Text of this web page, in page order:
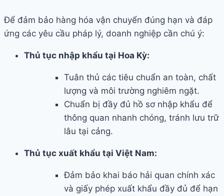
Để đảm bảo hàng hóa vận chuyển đúng hạn và đáp
ứng các yêu cầu pháp lý, doanh nghiệp cần chú ý:
Thủ tục nhập khẩu tại Hoa Kỳ:
Tuân thủ các tiêu chuẩn an toàn, chất
lượng và môi trường nghiêm ngặt.
Chuẩn bị đầy đủ hồ sơ nhập khẩu để
thông quan nhanh chóng, tránh lưu trữ
lâu tại cảng.
Thủ tục xuất khẩu tại Việt Nam:
Đảm bảo khai báo hải quan chính xác
và giấy phép xuất khẩu đầy đủ để hạn